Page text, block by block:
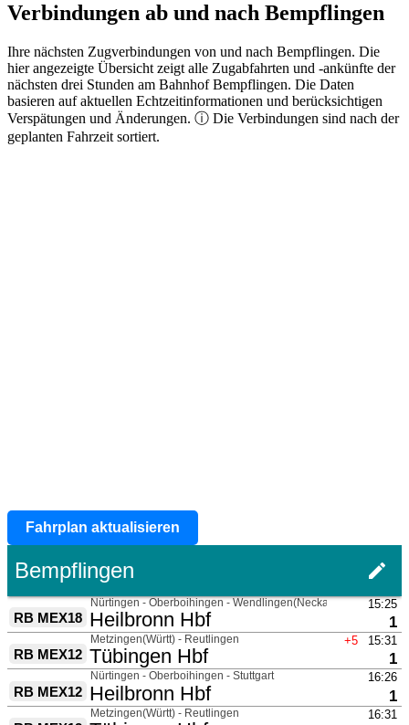
Verbindungen ab und nach Bempflingen
Ihre nächsten Zugverbindungen von und nach Bempflingen. Die
hier angezeigte Übersicht zeigt alle Zugabfahrten und -ankünfte der
nächsten drei Stunden am Bahnhof Bempflingen. Die Daten
basieren auf aktuellen Echtzeitinformationen und berücksichtigen
Verspätungen und Änderungen. ⓘ Die Verbindungen sind nach der
geplanten Fahrzeit sortiert.
Fahrplan aktualisieren